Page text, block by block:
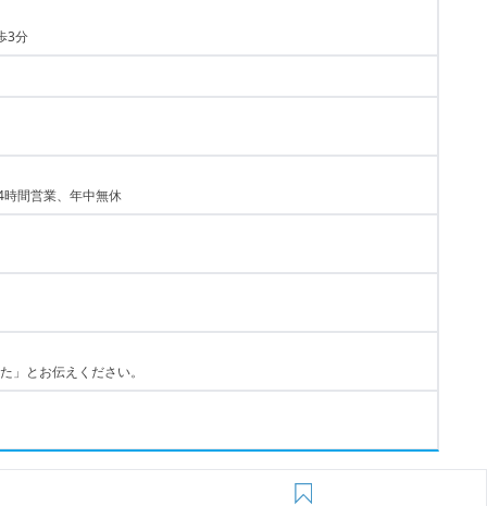
3分
間営業、年中無休
とお伝えください。